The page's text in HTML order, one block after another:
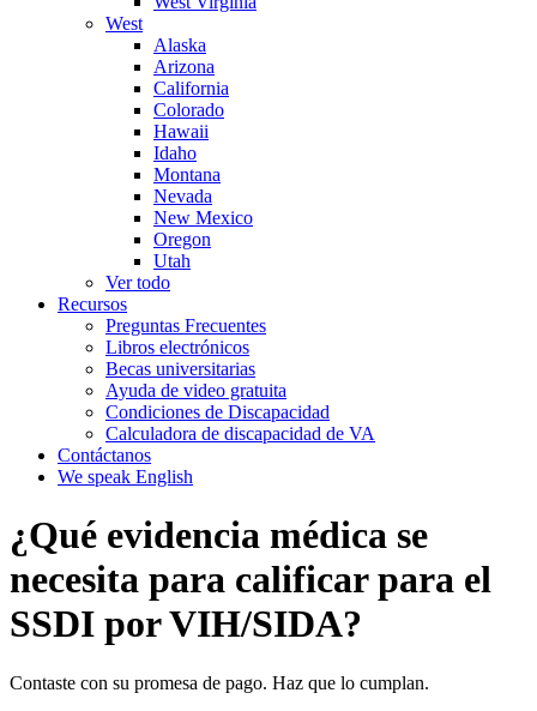
West
Alaska
Arizona
California
Colorado
Hawaii
Idaho
Montana
Nevada
New Mexico
Oregon
Utah
Ver todo
Recursos
Preguntas Frecuentes
Libros electrónicos
Becas universitarias
Ayuda de video gratuita
Condiciones de Discapacidad
Calculadora de discapacidad de VA
Contáctanos
We speak English
¿Qué evidencia médica se
necesita para calificar para el
SSDI por VIH/SIDA?
Contaste con su promesa de pago. Haz que lo cumplan.